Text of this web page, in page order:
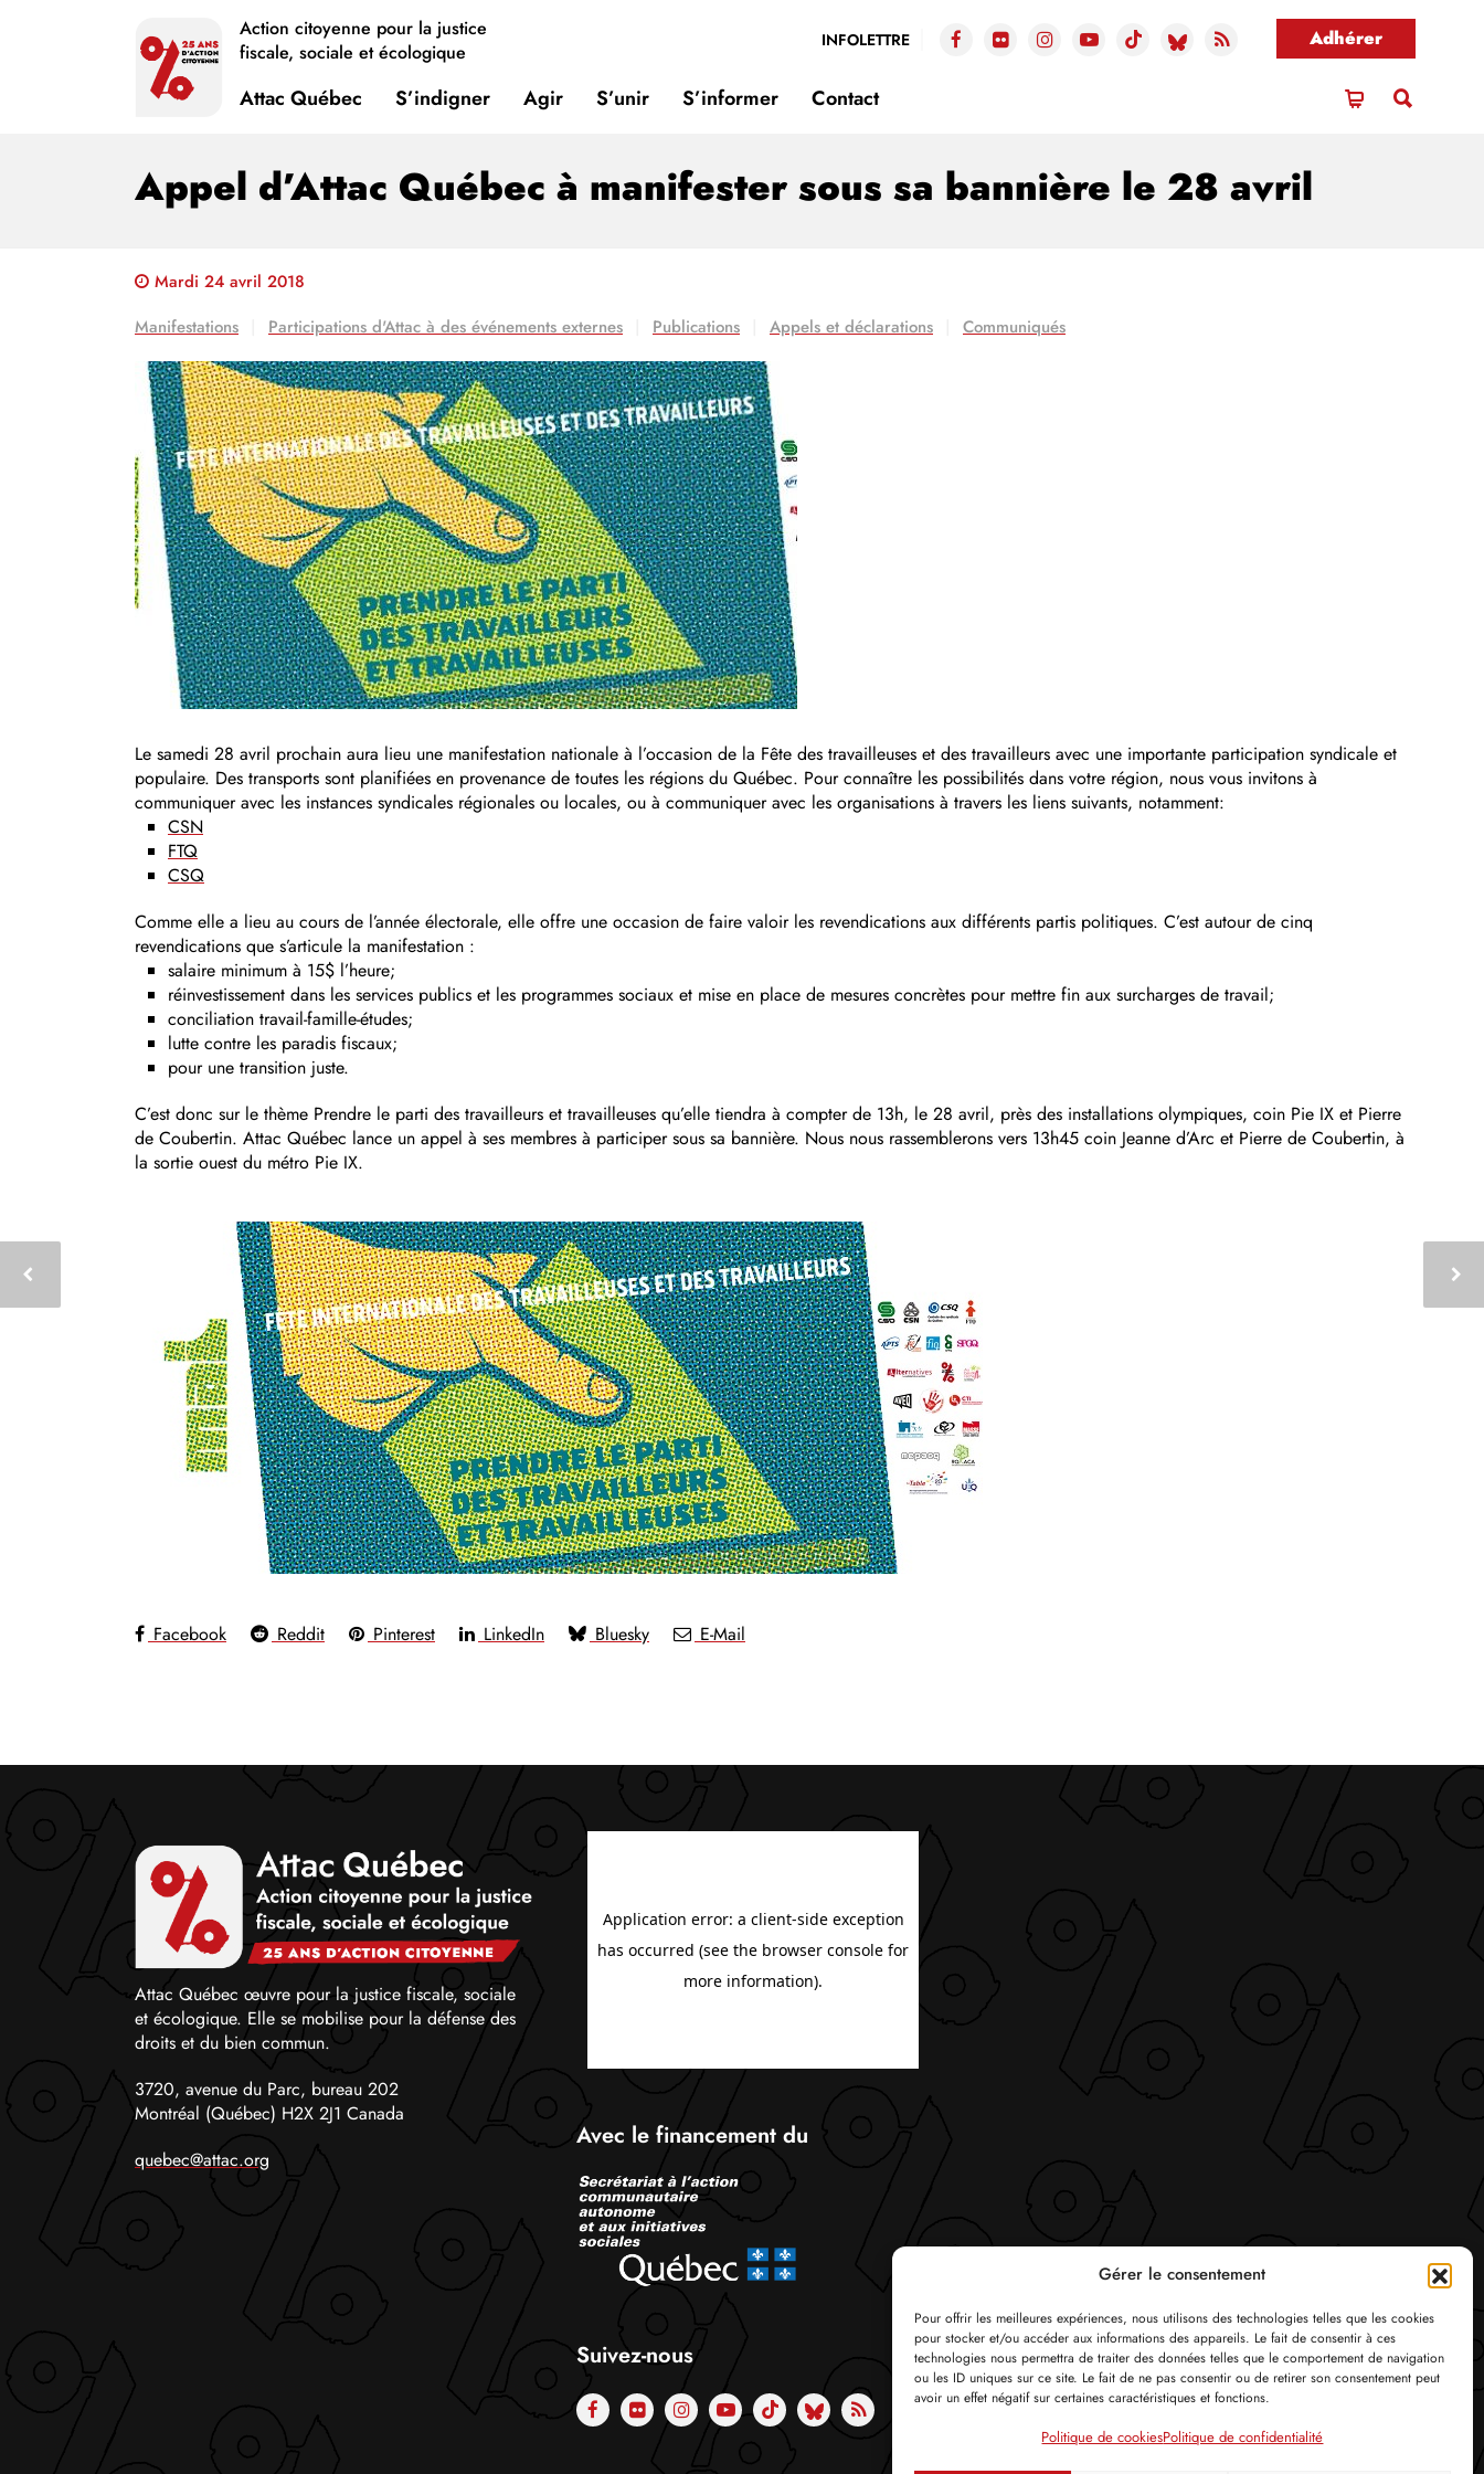
Gérer le consentement
Pour offrir les meilleures expériences, nous utilisons des technologies telles que les cookies
pour stocker et/ou accéder aux informations des appareils. Le fait de consentir à ces
technologies nous permettra de traiter des données telles que le comportement de navigation
ou les ID uniques sur ce site. Le fait de ne pas consentir ou de retirer son consentement peut
avoir un effet négatif sur certaines caractéristiques et fonctions.
Politique de cookiesPolitique de confidentialité
Action citoyenne pour la justice
fiscale, sociale et écologique
INFOLETTRE Adhérer
Attac Québec S’indigner Agir S’unir S’informer Contact
Appel d’Attac Québec à manifester sous sa bannière le 28 avril
Mardi 24 avril 2018
Manifestations
Participations d'Attac à des événements externes Publications Appels et déclarations Communiqués
Le samedi 28 avril prochain aura lieu une manifestation nationale à l’occasion de la Fête des travailleuses et des travailleurs avec une importante participation syndicale et
populaire. Des transports sont planifiées en provenance de toutes les régions du Québec. Pour connaître les possibilités dans votre région, nous vous invitons à
communiquer avec les instances syndicales régionales ou locales, ou à communiquer avec les organisations à travers les liens suivants, notamment:
CSN
FTQ
CSQ
Comme elle a lieu au cours de l’année électorale, elle offre une occasion de faire valoir les revendications aux différents partis politiques. C’est autour de cinq
revendications que s’articule la manifestation :
salaire minimum à 15$ l’heure;
réinvestissement dans les services publics et les programmes sociaux et mise en place de mesures concrètes pour mettre fin aux surcharges de travail;
conciliation travail-famille-études;
lutte contre les paradis fiscaux;
pour une transition juste.
C’est donc sur le thème Prendre le parti des travailleurs et travailleuses qu’elle tiendra à compter de 13h, le 28 avril, près des installations olympiques, coin Pie IX et Pierre
de Coubertin. Attac Québec lance un appel à ses membres à participer sous sa bannière. Nous nous rassemblerons vers 13h45 coin Jeanne d’Arc et Pierre de Coubertin, à
la sortie ouest du métro Pie IX.
Facebook Reddit Pinterest LinkedIn Bluesky E-Mail
Attac Québec œuvre pour la justice fiscale, sociale
et écologique. Elle se mobilise pour la défense des
droits et du bien commun.
3720, avenue du Parc, bureau 202
Montréal (Québec) H2X 2J1 Canada
quebec@attac.org
Avec le financement du
Suivez-nous